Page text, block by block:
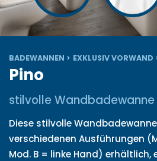
BADEWANNEN EXKLUSIV VORWAND
Pino
stilvolle Wandbadewanne
Diese stilvolle
verschiedenen Ausführungen
Mod. B = linke Hand)